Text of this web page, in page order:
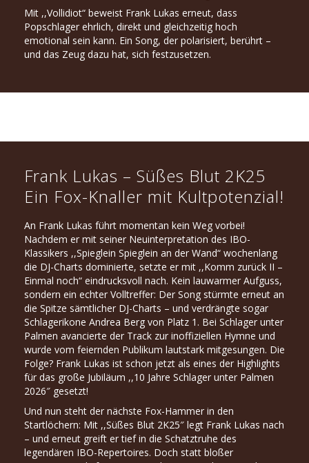
Mit ,,Vollidiot“ beweist Frank Lukas erneut, dass
Popschlager ehrlich, direkt und gleichzeitig hoch
emotional sein kann. Ein Song, der polarisiert, berührt –
und das Zeug dazu hat, sich festzusetzen.
Frank Lukas – Süßes Blut 2K25
Ein Fox-Knaller mit Kultpotenzial!
An Frank Lukas führt momentan kein Weg vorbei!
Nachdem er mit seiner Neuinterpretation des IBO-
Klassikers ,,Spieglein Spieglein an der Wand“ wochenlang
die DJ-Charts dominierte, setzte er mit ,,Komm zurück II –
Einmal noch“ eindrucksvoll nach. Kein lauwarmer Aufguss,
sondern ein echter Volltreffer: Der Song stürmte erneut an
die Spitze sämtlicher DJ-Charts – und verdrängte sogar
Schlagerikone Andrea Berg von Platz 1. Bei Schlager unter
Palmen avancierte der Track zur inoffiziellen Hymne und
wurde vom feiernden Publikum lautstark mitgesungen. Die
Folge? Frank Lukas ist schon jetzt als eines der Highlights
für das große Jubiläum ,,10 Jahre Schlager unter Palmen
2026″ gesetzt!
Und nun steht der nächste Fox-Hammer in den
Startlöchern: Mit ,,Süßes Blut 2K25″ legt Frank Lukas nach
– und erneut greift er tief in die Schatztruhe des
legendären IBO-Repertoires. Doch statt bloßer